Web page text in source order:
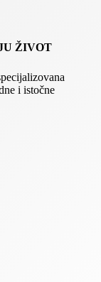
ŽIVOT
i istočne